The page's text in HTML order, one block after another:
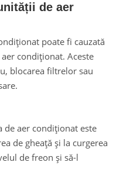
de aer
poate fi cauzată
condiționat. Aceste
blocarea filtrelor sau
de aer condiționat este
de gheață și la curgerea
de freon și să-l